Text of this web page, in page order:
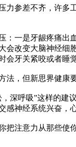
参差不齐，许多
一是牙龈疼痛出
会改变大脑神经
会牙关紧咬或者睡觉
但新思界健康要
呼吸”这样的建
神经系统兴奋，
注意力从那些使